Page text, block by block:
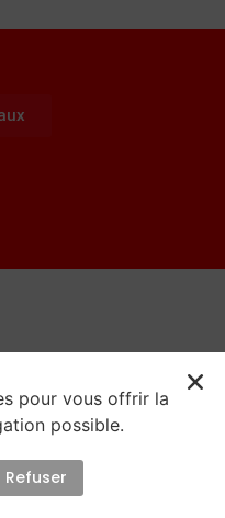
pour vous offrir la
possible.
Refuser